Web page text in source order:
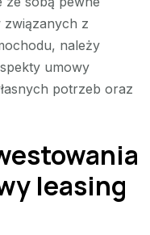
z
należy
umowy
potrzeb oraz
leasing